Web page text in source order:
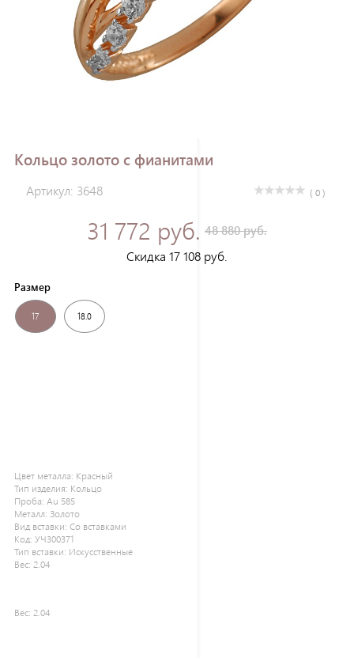
Кольцо золото с фианитами
Артикул: 3648 ( 0 )
31 772 руб. 48 880 руб.
Скидка 17 108 руб.
Размер
17 18.0
Цвет металла: Красный
Тип изделия: Кольцо
Проба: Au 585
Металл: Золото
Вид вставки: Со вставками
Код: УЧ300371
Тип вставки: Искусственные
Вес: 2.04
Вес: 2.04
Зарегистрироваться